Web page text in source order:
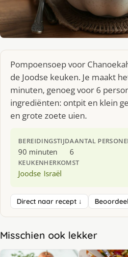
Pompoensoep voor
de Joodse keuken. Je maakt
minuten, genoeg voor 6
ingrediënten: ontpit en klein
en grote zoete uien.
BEREIDINGSTIJD
90 minuten
AANTAL
6
KEUKEN
Joodse
HERKOMST
Israël
Direct naar recept ↓
Misschien ook lekker